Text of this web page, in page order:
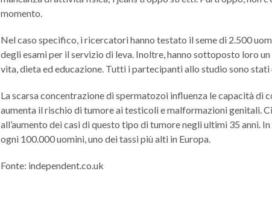
momento.
Nel caso specifico, i ricercatori hanno testato il seme di 2.500
degli esami per il servizio di leva. Inoltre, hanno sottoposto loro
vita, dieta ed educazione. Tutti i partecipanti allo studio sono stati
La scarsa concentrazione di spermatozoi influenza le capacità di
aumenta il rischio di tumore ai testicoli e malformazioni genitali.
all’aumento dei casi di questo tipo di tumore negli ultimi 35 anni.
ogni 100.000 uomini, uno dei tassi più alti in Europa.
Fonte: independent.co.uk